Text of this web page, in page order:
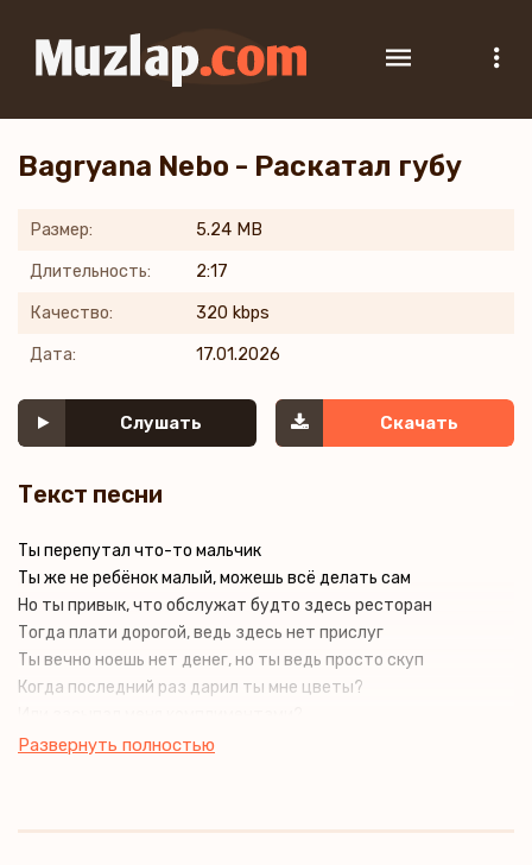
Bagryana Nebo - Раскатал губу
Размер: 5.24 MB
Длительность: 2:17
Качество: 320 kbps
Дата: 17.01.2026
Слушать Скачать
Текст песни
Ты перепутал что-то мальчик
Ты же не ребёнок малый, можешь всё делать сам
Но ты привык, что обслужат будто здесь ресторан
Тогда плати дорогой, ведь здесь нет прислуг
Ты вечно ноешь нет денег, но ты ведь просто скуп
Когда последний раз дарил ты мне цветы?
Только убери, постирай, снова убери
Развернуть полностью